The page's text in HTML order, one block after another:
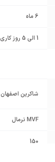
6 ماه
1 الی 5 روز کاری
شاکرین اصفهان
MVF نرمال
150